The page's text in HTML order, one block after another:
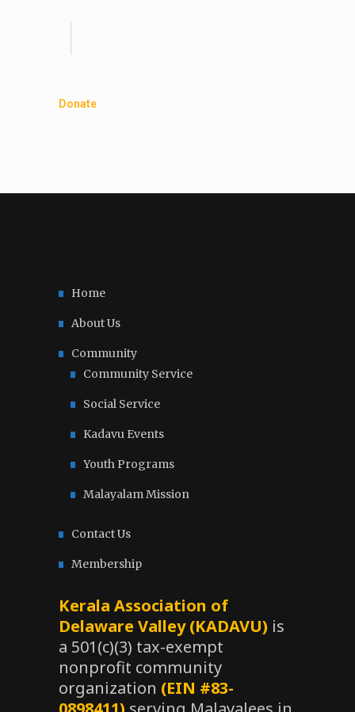
Donate
Home
About Us
Community
Community Service
Social Service
Kadavu Events
Youth Programs
Malayalam Mission
Contact Us
Membership
Kerala Association of
Delaware Valley (KADAVU) is
a 501(c)(3) tax-exempt
nonprofit community
organization (EIN #83-